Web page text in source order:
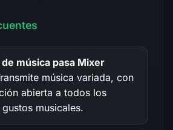
música pasa Mixer
música variada, con
abierta a todos los
musicales.